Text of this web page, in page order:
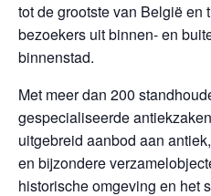
tot de grootste van België en
bezoekers uit binnen- en
binnenstad.
Met meer dan 200
gespecialiseerde
uitgebreid aanbod aan
en bijzondere
historische omgeving en het